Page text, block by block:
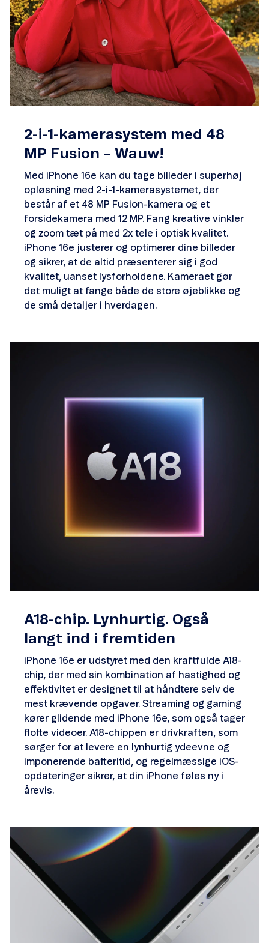
2-i-1-kamerasystem med 48
MP Fusion – Wauw!
Med iPhone 16e kan du tage billeder i superhøj
opløsning med 2-i-1-kamerasystemet, der
består af et 48 MP Fusion-kamera og et
forsidekamera med 12 MP. Fang kreative vinkler
og zoom tæt på med 2x tele i optisk kvalitet.
iPhone 16e justerer og optimerer dine billeder
og sikrer, at de altid præsenterer sig i god
kvalitet, uanset lysforholdene. Kameraet gør
det muligt at fange både de store øjeblikke og
de små detaljer i hverdagen.
A18-chip. Lynhurtig. Også
langt ind i fremtiden
iPhone 16e er udstyret med den kraftfulde A18-
chip, der med sin kombination af hastighed og
effektivitet er designet til at håndtere selv de
mest krævende opgaver. Streaming og gaming
kører glidende med iPhone 16e, som også tager
flotte videoer. A18-chippen er drivkraften, som
sørger for at levere en lynhurtig ydeevne og
imponerende batteritid, og regelmæssige iOS-
opdateringer sikrer, at din iPhone føles ny i
årevis.